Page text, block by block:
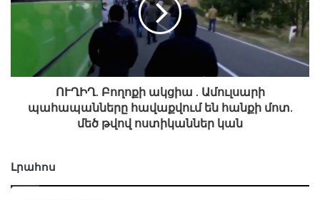
համալիրների ողջ տարածքում ընդհանուր
սանիտարահամաճարակային անվտանգության
կանոնների և հիգիենիկ նորմերի պահպանումը,
սահմանված կանոնների կիրառման համար
հարմարությունների առկայությունը, ինչպես նաև
ախտահանման, աշխատողների առողջական
Դիտարկվում է այցելուների շրջանում անվտանգ
ՈՒՂԻՂ. Բողոքի ակցիա . Ամուլսարի
պահապանները հավաքվում են հանքի մոտ.
մեծ թվով ոստիկաններ կան
Լրահոս